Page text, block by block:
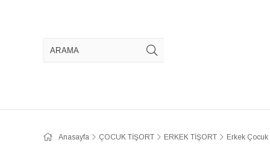
Anasayfa ÇOCUK TİŞORT ERKEK TİŞORT Erkek Çocuk